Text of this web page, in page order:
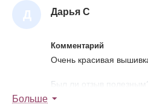
Д
А
Дарья С
Комментарий
Очень красивая
Был ли отзыв
Больше